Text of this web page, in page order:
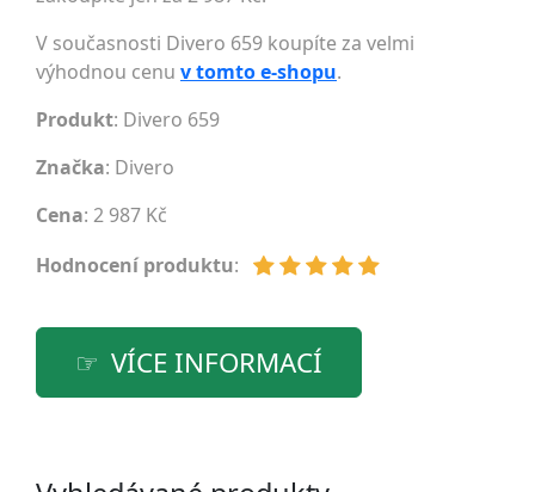
V současnosti Divero 659 koupíte za velmi
výhodnou cenu v tomto e-shopu.
Produkt: Divero 659
Značka: Divero
Cena: 2 987 Kč
Hodnocení produktu:
VÍCE INFORMACÍ